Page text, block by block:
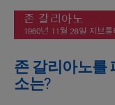
존 갈리아노를
소는?